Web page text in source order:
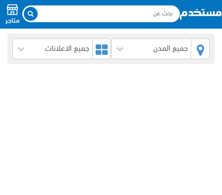
متاجر
جميع المدن جميع الاعلانات